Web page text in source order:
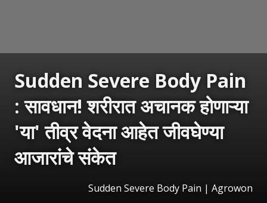
Sudden Severe Body Pain
: सावधान! शरीरात अचानक होणाऱ्या
'या' तीव्र वेदना आहेत जीवघेण्या
आजारांचे संकेत
Sudden Severe Body Pain | Agrowon